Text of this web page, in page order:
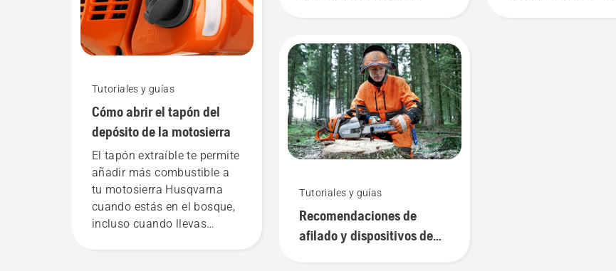
Tutoriales y guías
Cómo abrir el tapón del
depósito de la motosierra
El tapón extraíble te permite
añadir más combustible a
tu motosierra Husqvarna
cuando estás en el bosque,
incluso cuando llevas
zonas urbanas de cientos
de ciudades en más de
60 países por todo el
planeta.
Tutoriales y guías
Recomendaciones de
afilado y dispositivos de